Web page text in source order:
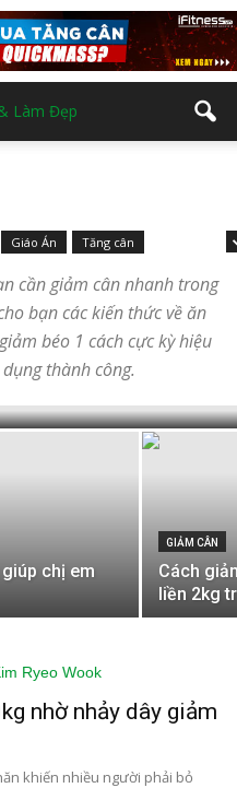
Giáo Án
Tăng cân
cần giảm cân nhanh trong
bạn các kiến thức về ăn
béo 1 cách cực kỳ hiệu
thành công.
chỉ ĐÚNG không
chị em
GIẢM CÂN
Cách
liền 2kg
nhờ nhảy dây giảm
khiến nhiều người phải bỏ